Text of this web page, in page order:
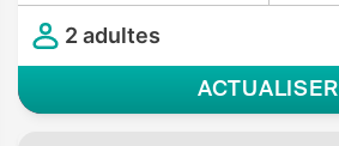
2 adultes
ACTUALISER